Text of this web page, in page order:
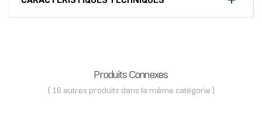
Produits Connexes
( 16 autres produits dans la même catégorie )